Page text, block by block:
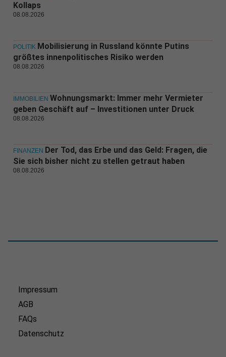
Kollaps
08.08.2026
POLITIK Mobilisierung in Russland könnte Putins
größtes innenpolitisches Risiko werden
08.08.2026
IMMOBILIEN Wohnungsmarkt: Immer mehr Vermieter
geben Geschäft auf – Investitionen unter Druck
08.08.2026
FINANZEN Der Tod, das Erbe und das Geld: Fragen, die
Sie sich bisher nicht zu stellen getraut haben
08.08.2026
Impressum
AGB
FAQs
Datenschutz